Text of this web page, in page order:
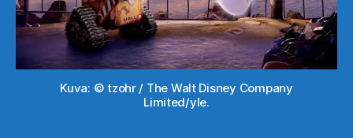
Kuva: © tzohr / The Walt Disney Company
Limited/yle.